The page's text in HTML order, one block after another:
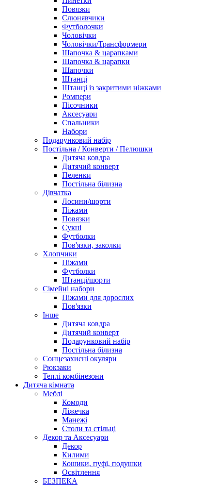
Повязки
Слюнявчики
Футболочки
Чоловічки
Чоловічки/Трансформери
Шапочка & царапками
Шапочка & царапки
Шапочки
Штанці
Штанці із закритими ніжками
Ромпери
Пісочники
Аксесуари
Спальники
Набори
Подарунковий набір
Постільна / Конверти / Пелюшки
Дитяча ковдра
Дитячий конверт
Пеленки
Постільна білизна
Дівчатка
Лосини/шорти
Піжами
Повязки
Сукні
Футболки
Пов'язки, заколки
Хлопчики
Піжами
Футболки
Штанці/шорти
Сімейні набори
Піжами для дорослих
Пов'язки
Інше
Дитяча ковдра
Дитячий конверт
Подарунковий набір
Постільна білизна
Сонцезахисні окуляри
Рюкзаки
Теплі комбінезони
Дитяча кімната
Меблі
Комоди
Ліжечка
Манежі
Столи та стільці
Декор та Аксесуари
Декор
Килими
Кошики, пуфі, подушки
Освітлення
БЕЗПЕКА